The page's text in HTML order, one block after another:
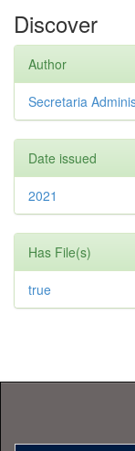
Discover
Author
Secretaria
Date issued
2021
Has File(s)
true